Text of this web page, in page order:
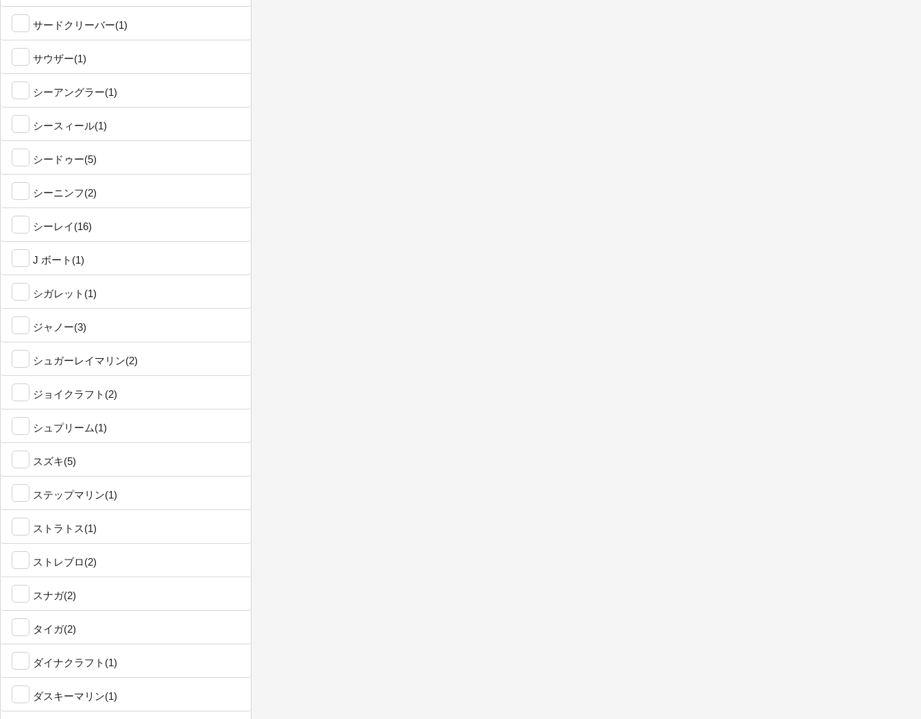
サードクリーバー(1)
サウザー(1)
シーアングラー(1)
シースィール(1)
シードゥー(5)
シーニンフ(2)
シーレイ(16)
J ボート(1)
シガレット(1)
ジャノー(3)
シュガーレイマリン(2)
ジョイクラフト(2)
シュプリーム(1)
スズキ(5)
ステップマリン(1)
ストラトス(1)
ストレブロ(2)
スナガ(2)
タイガ(2)
ダイナクラフト(1)
ダスキーマリン(1)